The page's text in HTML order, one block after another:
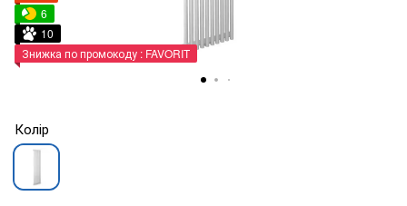
6
10
Знижка по промокоду : FAVORIT
Колір